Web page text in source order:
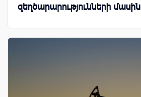
զեղծարարությունների մասին